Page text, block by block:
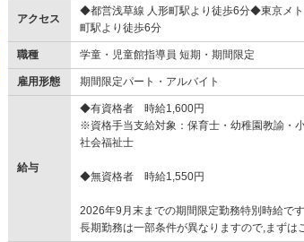
アクセス
◆都営浅草線 人形町駅より徒歩6分◆東京メ
町駅より徒歩6分
職種 学童・児童館指導員 短期・期間限定
雇用形態 期間限定パート・アルバイト
給与
◆有資格者 時給1,600円
※資格手当支給対象：保育士・幼稚園教諭・
社会福祉士
◆無資格者 時給1,550円
2026年9月末までの期間限定勤務特別時給です
長期勤務は一部条件が異なりますので,まずは